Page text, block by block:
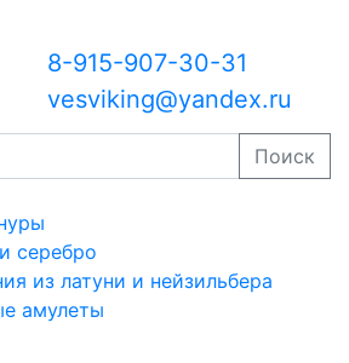
8-915-907-30-31
vesviking@yandex.ru
Поиск
серебро
из латуни и нейзильбера
амулеты